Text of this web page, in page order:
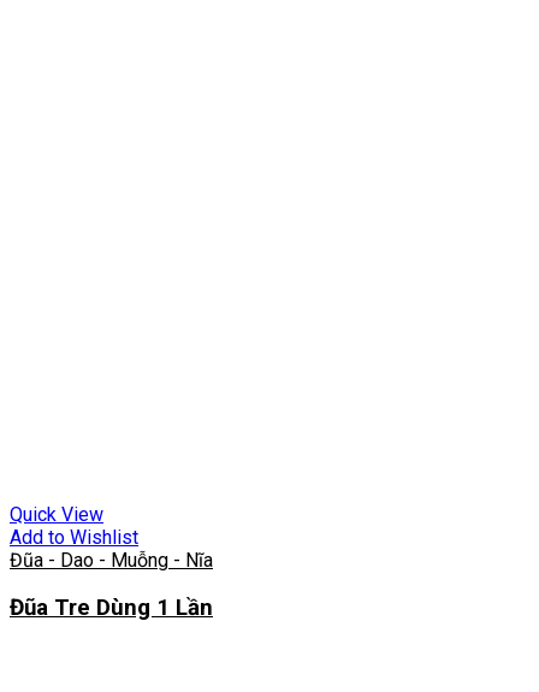
Quick View
Add to Wishlist
Đũa - Dao - Muỗng - Nĩa
Đũa Tre Dùng 1 Lần